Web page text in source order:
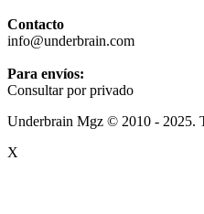
Contacto
info@underbrain.com
Para envíos:
Consultar por privado
Underbrain Mgz © 2010 - 2025.
X